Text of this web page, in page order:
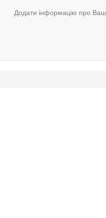
Додати інформацію про